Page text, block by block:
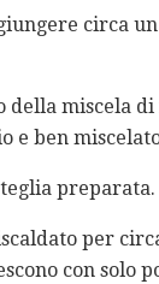
circa
della miscela
e ben
preparata.
per
con solo